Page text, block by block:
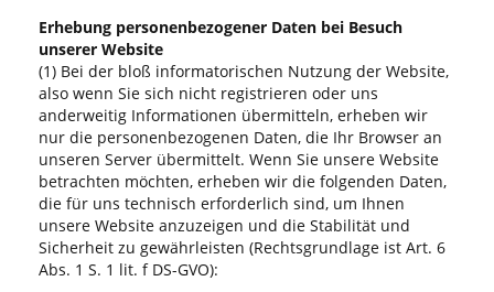
Erhebung personenbezogener Daten bei Besuch
unserer Website
(1) Bei der bloß informatorischen Nutzung der Website,
also wenn Sie sich nicht registrieren oder uns
anderweitig Informationen übermitteln, erheben wir
nur die personenbezogenen Daten, die Ihr Browser an
unseren Server übermittelt. Wenn Sie unsere Website
betrachten möchten, erheben wir die folgenden Daten,
die für uns technisch erforderlich sind, um Ihnen
unsere Website anzuzeigen und die Stabilität und
Sicherheit zu gewährleisten (Rechtsgrundlage ist Art. 6
Abs. 1 S. 1 lit. f DS-GVO):